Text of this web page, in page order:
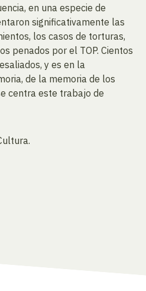
en una especie de
significativamente las
los casos de torturas,
penados por el TOP. Cientos
y es en la
de la memoria de los
centra este trabajo de